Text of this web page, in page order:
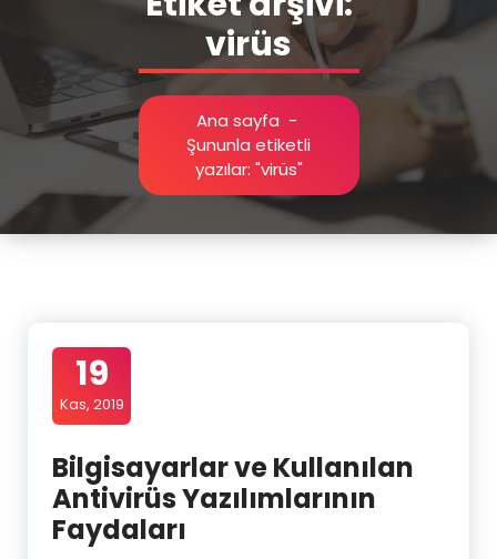
virüs
Ana sayfa -
Şununla etiketli
yazılar: "virüs"
19
Kas, 2019
Bilgisayarlar ve Kullanılan
Antivirüs Yazılımlarının
Faydaları